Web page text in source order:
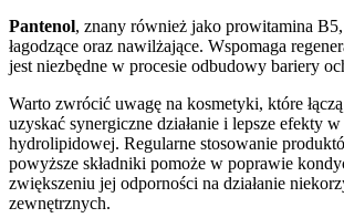
Pantenol, znany również jako prowitamina B5,
łagodzące oraz nawilżające. Wspomaga
jest niezbędne w procesie odbudowy bariery
Warto zwrócić uwagę na kosmetyki, które
uzyskać synergiczne działanie i lepsze efekty
hydrolipidowej. Regularne stosowanie
powyższe składniki pomoże w poprawie
zwiększeniu jej odporności na działanie
zewnętrznych.